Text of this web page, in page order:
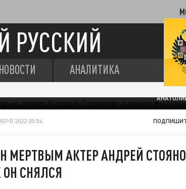
РУССКИЙ
НОВОСТИ АНАЛИТИКА
2022 05:54
МЕРТВЫМ АКТЕР АНДРЕЙ
СНЯЛСЯ